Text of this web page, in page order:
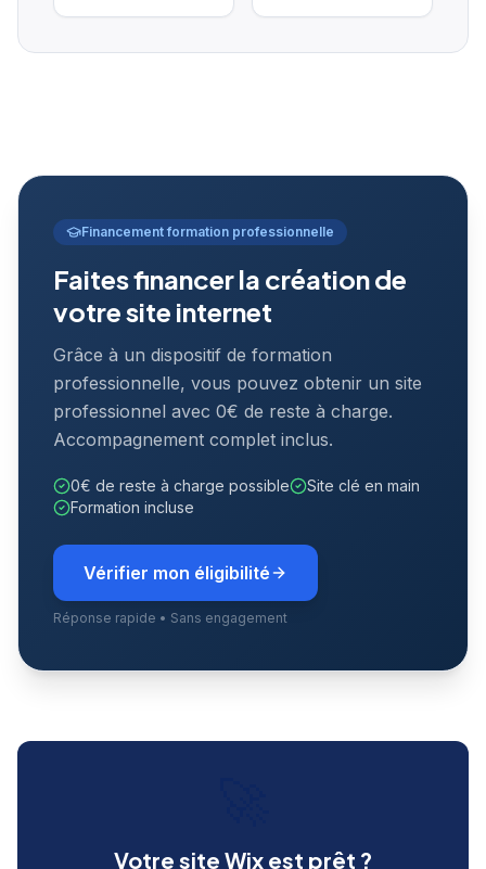
Financement formation professionnelle
Faites financer la création de
votre site internet
Grâce à un dispositif de formation
professionnelle, vous pouvez obtenir un site
professionnel avec 0€ de reste à charge.
Accompagnement complet inclus.
0€ de reste à charge possible
Site clé en main
Formation incluse
Vérifier mon éligibilité
Réponse rapide • Sans engagement
Votre site Wix est prêt ?